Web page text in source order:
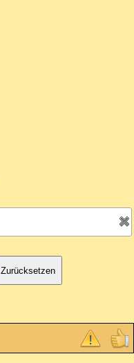
Zurücksetzen